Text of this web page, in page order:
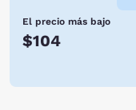
El precio más bajo
$104